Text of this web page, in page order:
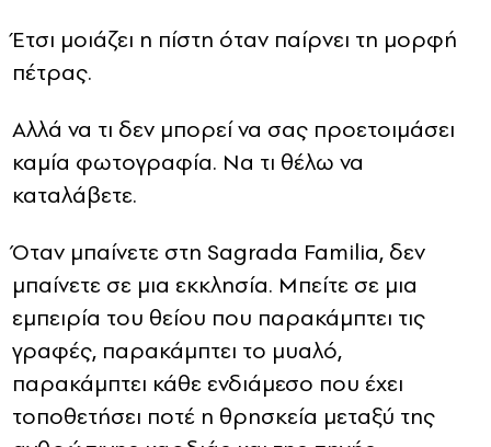
Έτσι μοιάζει η πίστη όταν παίρνει τη μορφή
πέτρας.
Αλλά να τι δεν μπορεί να σας προετοιμάσει
καμία φωτογραφία. Να τι θέλω να
καταλάβετε.
Όταν μπαίνετε στη Sagrada Familia, δεν
μπαίνετε σε μια εκκλησία. Μπείτε σε μια
εμπειρία του θείου που παρακάμπτει τις
γραφές, παρακάμπτει το μυαλό,
παρακάμπτει κάθε ενδιάμεσο που έχει
τοποθετήσει ποτέ η θρησκεία μεταξύ της